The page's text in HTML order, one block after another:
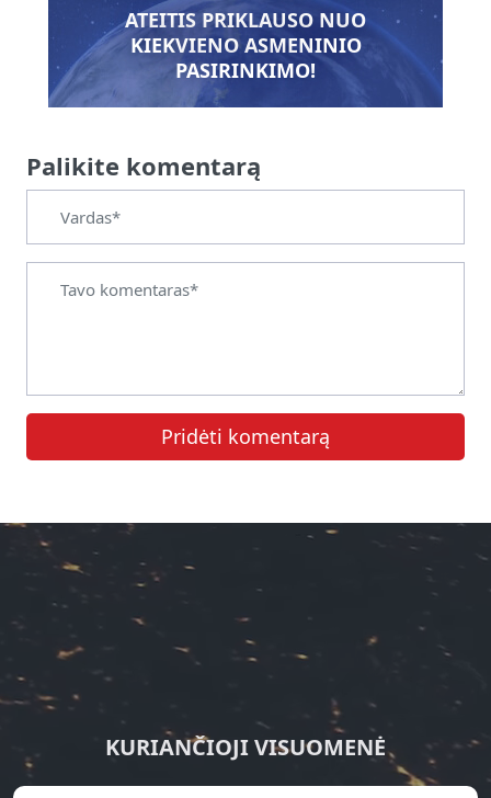
ATEITIS PRIKLAUSO NUO
KIEKVIENO ASMENINIO
PASIRINKIMO!
Palikite komentarą
Pridėti komentarą
KURIANČIOJI VISUOMENĖ